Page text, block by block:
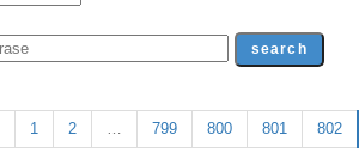
1 2 … 799 800 801 802